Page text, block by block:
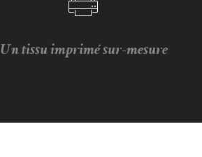
Un tissu imprimé sur-mesure